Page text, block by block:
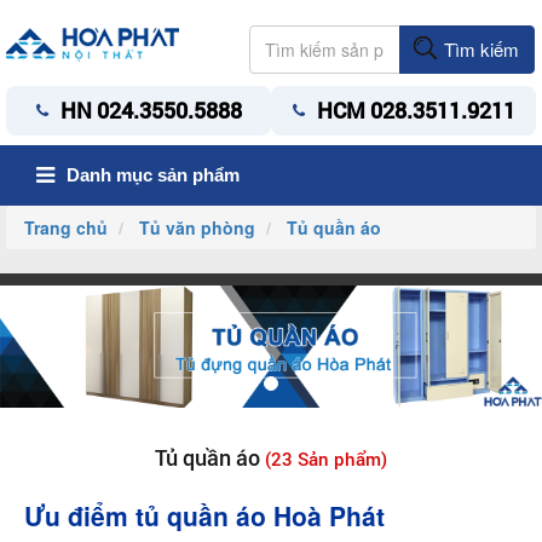
Tìm kiếm
HN 024.3550.5888 HCM 028.3511.9211
Danh mục sản phẩm
Trang chủ Tủ văn phòng Tủ quần áo
Tủ quần áo (23 Sản phẩm)
Ưu điểm tủ quần áo Hoà Phát